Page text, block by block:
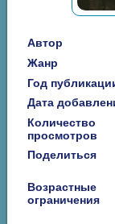
Автор
Жанр
Год
Дата
Количество
просмотров
Поделиться
Возрастные
ограничения